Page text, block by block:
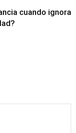
cuando ignora